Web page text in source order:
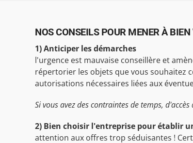
NOS CONSEILS POUR MENER À
1) Anticiper les démarches
l'urgence est mauvaise conseillère et
répertorier les objets que vous souhaitez
autorisations nécessaires liées aux
Si vous avez des contraintes de temps,
2) Bien choisir l'entreprise pour établir
attention aux offres trop séduisantes !